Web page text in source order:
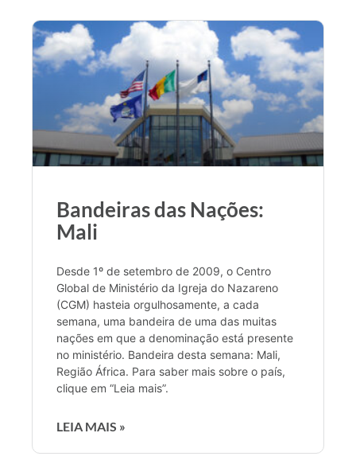
Bandeiras das Nações:
Mali
Desde 1º de setembro de 2009, o Centro
Global de Ministério da Igreja do Nazareno
(CGM) hasteia orgulhosamente, a cada
semana, uma bandeira de uma das muitas
nações em que a denominação está presente
no ministério. Bandeira desta semana: Mali,
Região África. Para saber mais sobre o país,
clique em “Leia mais”.
LEIA MAIS »